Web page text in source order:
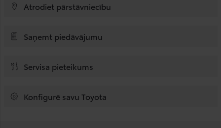
Atrodiet pārstāvniecību
Saņemt piedāvājumu
Servisa pieteikums
Konfigurē savu Toyota